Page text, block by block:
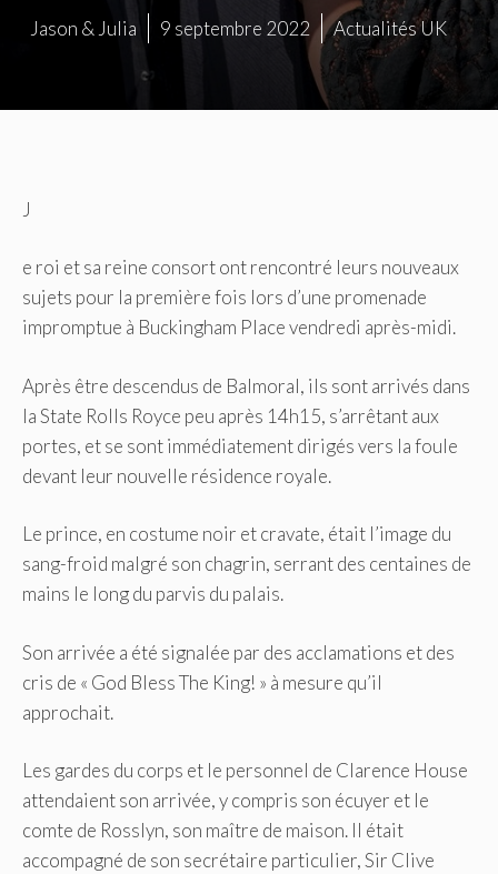
Jason & Julia 9 septembre 2022 Actualités UK
J
e roi et sa reine consort ont rencontré leurs nouveaux
sujets pour la première fois lors d’une promenade
impromptue à Buckingham Place vendredi après-midi.
Après être descendus de Balmoral, ils sont arrivés dans
la State Rolls Royce peu après 14h15, s’arrêtant aux
portes, et se sont immédiatement dirigés vers la foule
devant leur nouvelle résidence royale.
Le prince, en costume noir et cravate, était l’image du
sang-froid malgré son chagrin, serrant des centaines de
mains le long du parvis du palais.
Son arrivée a été signalée par des acclamations et des
cris de « God Bless The King! » à mesure qu’il
approchait.
Les gardes du corps et le personnel de Clarence House
attendaient son arrivée, y compris son écuyer et le
comte de Rosslyn, son maître de maison. Il était
accompagné de son secrétaire particulier, Sir Clive